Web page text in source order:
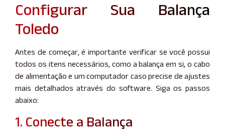
Configurar Sua Balança
Toledo
Antes de começar, é importante verificar se você possui
todos os itens necessários, como a balança em si, o cabo
de alimentação e um computador caso precise de ajustes
mais detalhados através do software. Siga os passos
abaixo:
1. Conecte a Balança